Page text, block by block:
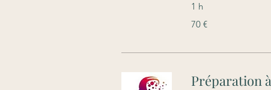
1 h
euros
70 €
Préparation